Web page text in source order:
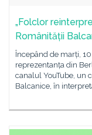
„Folclor
Românității
Începând de marți,
reprezentanța din
canalul YouTube, un
Balcanice, în